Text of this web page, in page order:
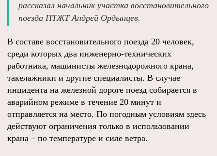
рассказал начальник участка восстановительного
поезда ПТЖТ Андрей Ордынцев.
В составе восстановительного поезда 20 человек,
среди которых два инженерно-технических
работника, машинисты железнодорожного крана,
такелажники и другие специалисты. В случае
инцидента на железной дороге поезд собирается в
аварийном режиме в течение 20 минут и
отправляется на место. По погодным условиям здесь
действуют ограничения только в использовании
крана – по температуре и силе ветра.